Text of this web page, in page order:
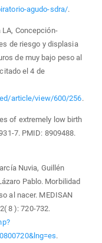
agudo-sdra/.
LA, Concepción-
de riesgo y displasia
de muy bajo peso al
el 4 de
article/view/600/256.
of extremely low birth
7. PMID: 8909488.
Nuvia, Guillén
Pablo. Morbilidad
al nacer. MEDISAN
8 ): 720-732.
.